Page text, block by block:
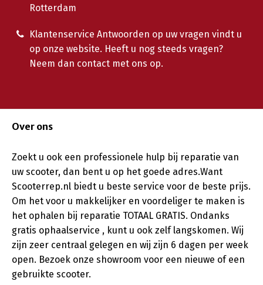
Rotterdam
Klantenservice Antwoorden op uw vragen vindt u
op onze website. Heeft u nog steeds vragen?
Neem dan contact met ons op.
Over ons
Zoekt u ook een professionele hulp bij reparatie van
uw scooter, dan bent u op het goede adres.Want
Scooterrep.nl biedt u beste service voor de beste prijs.
Om het voor u makkelijker en voordeliger te maken is
het ophalen bij reparatie TOTAAL GRATIS. Ondanks
gratis ophaalservice , kunt u ook zelf langskomen. Wij
zijn zeer centraal gelegen en wij zijn 6 dagen per week
open. Bezoek onze showroom voor een nieuwe of een
gebruikte scooter.